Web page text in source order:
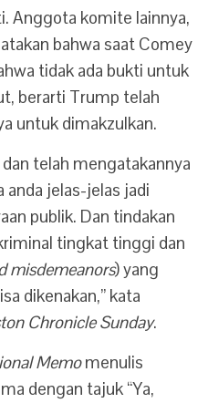
Anggota komite lainnya,
bahwa saat Comey
tidak ada bukti untuk
berarti Trump telah
untuk dimakzulkan.
telah mengatakannya
anda jelas-jelas jadi
publik. Dan tindakan
tingkat tinggi dan
misdemeanors) yang
dikenakan,” kata
Chronicle Sunday.
Memomenulis
dengan tajuk “Ya,